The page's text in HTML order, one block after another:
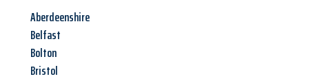
Aberdeenshire
Belfast
Bolton
Bristol